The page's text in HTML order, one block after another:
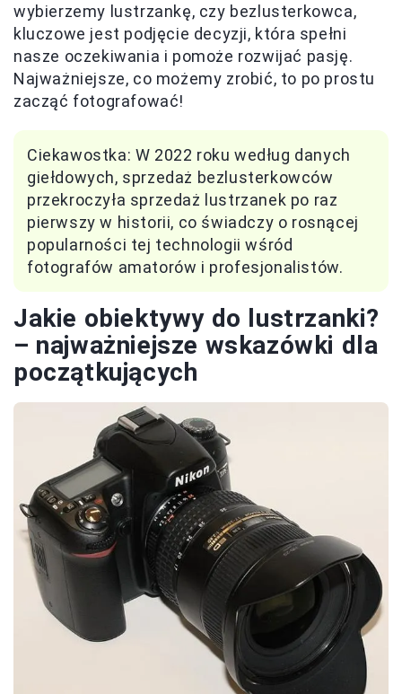
wybierzemy lustrzankę, czy bezlusterkowca,
kluczowe jest podjęcie decyzji, która spełni
nasze oczekiwania i pomoże rozwijać pasję.
Najważniejsze, co możemy zrobić, to po prostu
zacząć fotografować!
Ciekawostka: W 2022 roku według danych
giełdowych, sprzedaż bezlusterkowców
przekroczyła sprzedaż lustrzanek po raz
pierwszy w historii, co świadczy o rosnącej
popularności tej technologii wśród
fotografów amatorów i profesjonalistów.
Jakie obiektywy do lustrzanki?
– najważniejsze wskazówki dla
początkujących